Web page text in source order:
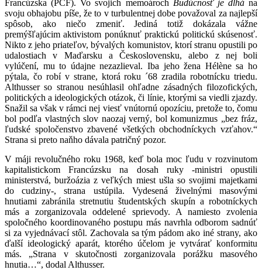
Francúzska (PCF). Vo svojich memoároch Budúcnosť je dlhána
svoju obhajobu píše, že to v turbulentnej dobe považoval za najlepší
spôsob, ako niečo zmeniť. Jediná totiž dokázala vážne
premýšľajúcim aktivistom ponúknuť praktickú politickú skúsenosť.
Nikto z jeho priateľov, bývalých komunistov, ktorí stranu opustili po
udalostiach v Maďarsku a Československu, alebo z nej boli
vylúčení, mu to údajne nezazlieval. Iba jeho žena Hélène sa ho
pýtala, čo robí v strane, ktorá roku ´68 zradila robotnícku triedu.
Althusser so stranou nesúhlasil ohľadne zásadných filozofických,
politických a ideologických otázok, či línie, ktorými sa viedli zjazdy.
Snažil sa však v rámci nej viesť vnútornú opozíciu, pretože to, čomu
bol podľa vlastných slov naozaj verný, bol komunizmus „bez fráz,
ľudské spoločenstvo zbavené všetkých obchodníckych vzťahov.“
Strana si preto naňho dávala patričný pozor.
V máji revolučného roku 1968, keď bola moc ľudu v rozvinutom
kapitalistickom Francúzsku na dosah ruky -ministri opustili
ministerstvá, buržoázia z veľkých miest ušla so svojimi majetkami
do cudziny-, strana ustúpila. Vydesená živelnými masovými
hnutiami zabránila stretnutiu študentských skupín a robotníckych
más a zorganizovala oddelené sprievody. A namiesto zvolenia
spoločného koordinovaného postupu más navrhla odborom sadnúť
si za vyjednávací stôl. Zachovala sa tým pádom ako iné strany, ako
ďalší ideologický aparát, ktorého účelom je vytvárať konformitu
más. „Strana v skutočnosti zorganizovala porážku masového
hnutia…“, dodal Althusser.